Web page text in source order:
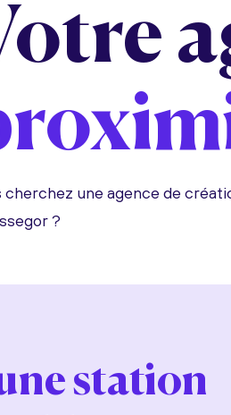
cherchez une agence de
?
station